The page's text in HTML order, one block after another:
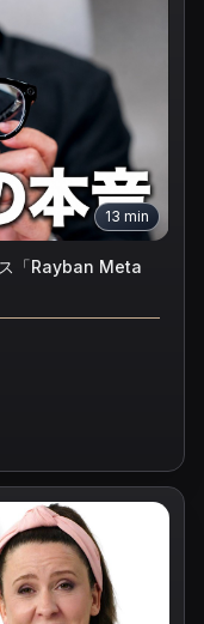
13 min
「Rayban Meta